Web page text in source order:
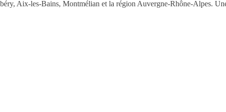
Aix-les-Bains, Montmélian et la région Auvergne-Rhône-Alpes.